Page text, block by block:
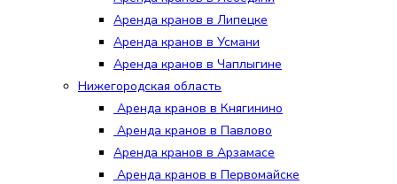
Аренда кранов в Липецке
Аренда кранов в Усмани
Аренда кранов в Чаплыгине
Нижегородская область
Аренда кранов в Княгинино
Аренда кранов в Павлово
Аренда кранов в Арзамасе
Аренда кранов в Первомайске